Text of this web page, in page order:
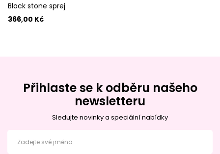
Black stone sprej
366,00 Kč
Přihlaste se k odběru našeho
newsletteru
Sledujte novinky a speciální nabídky
Zadejte své jméno